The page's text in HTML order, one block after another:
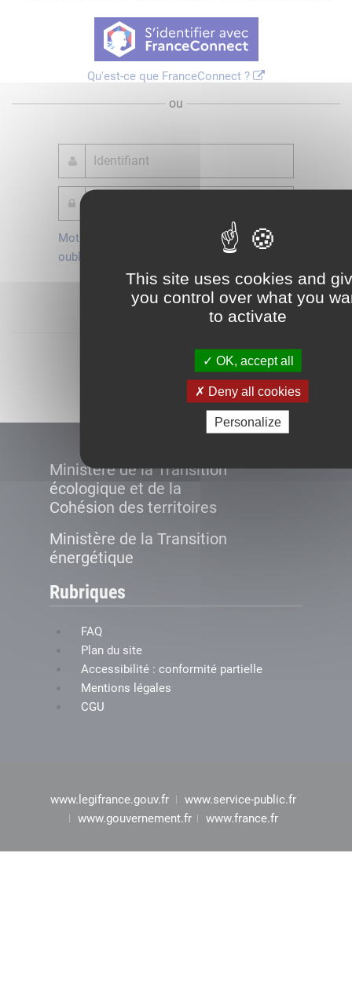
This site uses cookies and
you control over what you
to activate
OK, accept all
Deny all cookies
Personalize
Qu'est-ce que FranceConnect ?
ou
Mot de passe
oublié ?
Je crée mon
compte
Connexion
Ministère de la Transition
écologique et de la
Cohésion des territoires
Ministère de la Transition
énergétique
Rubriques
FAQ
Plan du site
Accessibilité : conformité partielle
Mentions légales
CGU
www.legifrance.gouv.fr
www.service-public.fr
www.gouvernement.fr
www.france.fr